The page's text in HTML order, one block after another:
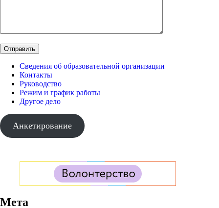
Сведения об образовательной организации
Контакты
Руководство
Режим и график работы
Другое дело
Анкетирование
Мета